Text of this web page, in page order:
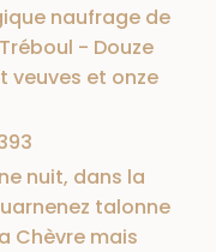
naufrage de
- Douze
veuves et onze
nuit, dans la
talonne
Chèvre mais